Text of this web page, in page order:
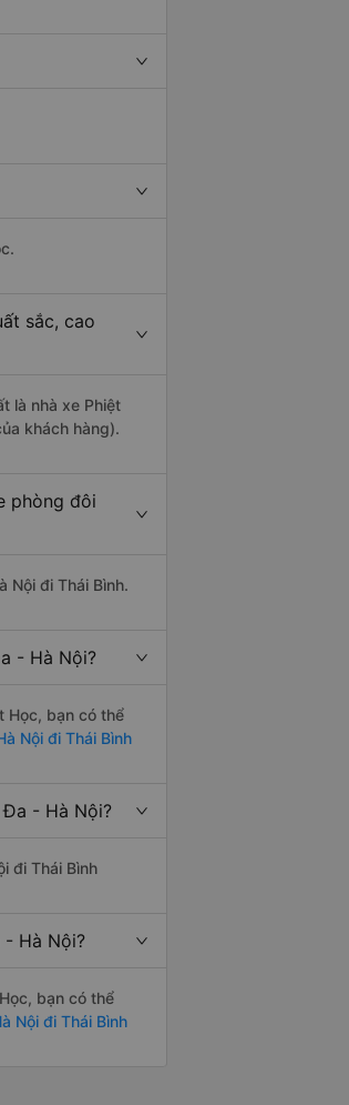
sắc, cao
là nhà xe Phiệt
khách hàng).
phòng đôi
Nội đi Thái Bình.
- Hà Nội?
Học, bạn có thể
Nội đi Thái Bình
- Hà Nội?
đi Thái Bình
Hà Nội?
bạn có thể
Nội đi Thái Bình